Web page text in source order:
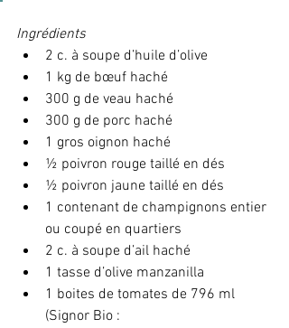
Ingrédients
2 c. à soupe d’huile d’olive
1 kg de bœuf haché
300 g de veau haché
300 g de porc haché
1 gros oignon haché
½ poivron rouge taillé en dés
½ poivron jaune taillé en dés
1 contenant de champignons entier
ou coupé en quartiers
2 c. à soupe d’ail haché
1 tasse d’olive manzanilla
1 boites de tomates de 796 ml
(Signor Bio :